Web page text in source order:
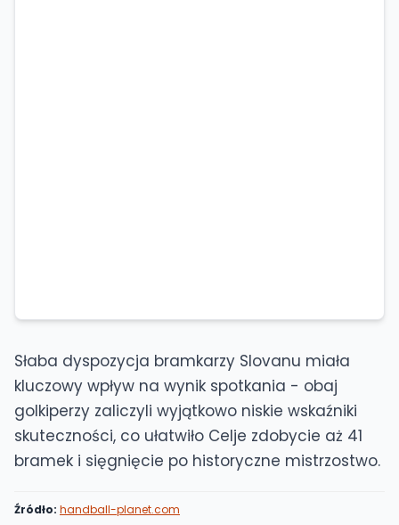
Słaba dyspozycja bramkarzy Slovanu miała
kluczowy wpływ na wynik spotkania - obaj
golkiperzy zaliczyli wyjątkowo niskie wskaźniki
skuteczności, co ułatwiło Celje zdobycie aż 41
bramek i sięgnięcie po historyczne mistrzostwo.
Źródło: handball-planet.com